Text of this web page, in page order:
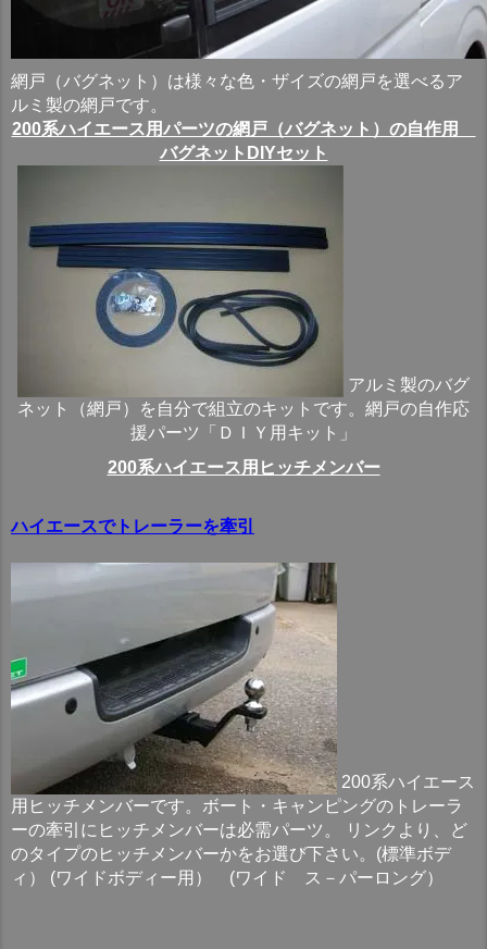
網戸（バグネット）は様々な色・ザイズの網戸を選べるア
ルミ製の網戸です。
200系ハイエース用パーツの網戸（バグネット）の自作用
バグネットDIYセット
アルミ製のバグ
ネット（網戸）を自分で組立のキットです。網戸の自作応
援パーツ「ＤＩＹ用キット」
200系ハイエース用ヒッチメンバー
ハイエースでトレーラーを牽引
200系ハイエース
用ヒッチメンバーです。ボート・キャンピングのトレーラ
ーの牽引にヒッチメンバーは必需パーツ。 リンクより、ど
のタイプのヒッチメンバーかをお選び下さい。(標準ボデ
ィ） (ワイドボディー用） (ワイド ス－パーロング）